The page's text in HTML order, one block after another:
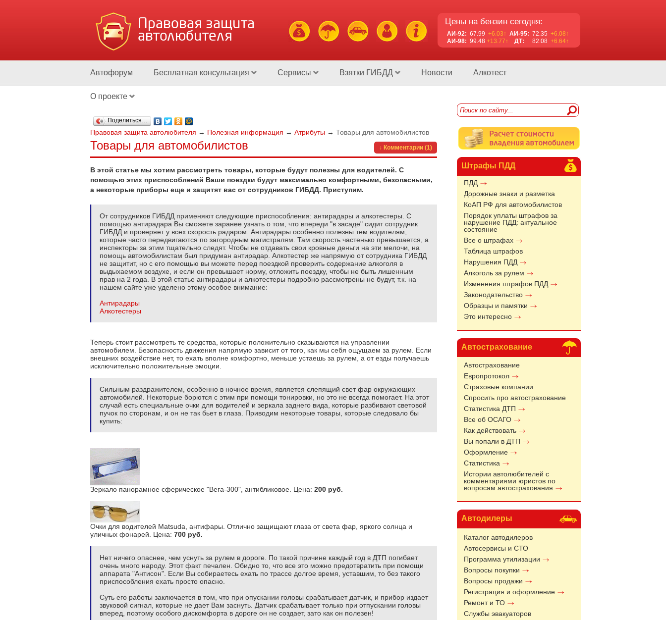
Правовая защита
автолюбителя
Цены на бензин сегодня:
АИ-92: 67.99 +6.03↑ АИ-95: 72.35 +6.08↑
АИ-98: 99.48 +13.77↑ ДТ: 82.08 +6.64↑
Автофорум Бесплатная консультация Сервисы Взятки ГИБДД Новости Алкотест
О проекте
Штрафы ПДД
ПДД
Дорожные знаки и разметка
КоАП РФ для автомобилистов
Порядок уплаты штрафов за
нарушение ПДД: актуальное
состояние
Все о штрафах
Таблица штрафов
Нарушения ПДД
Алкоголь за рулем
Изменения штрафов ПДД
Законодательство
Образцы и памятки
Это интересно
Автострахование
Автострахование
Европротокол
Страховые компании
Спросить про автострахование
Статистика ДТП
Все об ОСАГО
Как действовать
Вы попали в ДТП
Оформление
Статистика
Истории автолюбителей с
комментариями юристов по
вопросам автострахования
Автодилеры
Каталог автодилеров
Автосервисы и СТО
Программа утилизации
Вопросы покупки
Вопросы продажи
Регистрация и оформление
Ремонт и ТО
Службы эвакуаторов
Поделиться…
Правовая защита автолюбителя → Полезная информация → Атрибуты → Товары для автомобилистов
↓ Комментарии (1)
Товары для автомобилистов
В этой статье мы хотим рассмотреть товары, которые будут полезны для водителей. С
помощью этих приспособлений Ваши поездки будут максимально комфортными, безопасными,
а некоторые приборы еще и защитят вас от сотрудников ГИБДД. Приступим.
От сотрудников ГИБДД применяют следующие приспособления: антирадары и алкотестеры. С
помощью антирадара Вы сможете заранее узнать о том, что впереди "в засаде" сидит сотрудник
ГИБДД и проверяет у всех скорость радаром. Антирадары особенно полезны тем водителям,
которые часто передвигаются по загородным магистралям. Там скорость частенько превышается, а
инспекторы за этим тщательно следят. Чтобы не отдавать свои кровные деньги на эти мелочи, на
помощь автомобилистам был придуман антирадар. Алкотестер же напрямую от сотрудника ГИБДД
не защитит, но с его помощью вы можете перед поездкой проверить содержание алкоголя в
выдыхаемом воздухе, и если он превышает норму, отложить поездку, чтобы не быть лишенным
прав на 2 года. В этой статье антирадары и алкотестеры подробно рассмотрены не будут, т.к. на
нашем сайте уже уделено этому особое внимание:
Антирадары
Алкотестеры
Теперь стоит рассмотреть те средства, которые положительно сказываются на управлении
автомобилем. Безопасность движения напрямую зависит от того, как мы себя ощущаем за рулем. Если
внешних воздействие нет, то ехать вполне комфортно, меньше устаешь за рулем, а от езды получаешь
исключительно положительные эмоции.
Сильным раздражителем, особенно в ночное время, является слепящий свет фар окружающих
автомобилей. Некоторые борются с этим при помощи тонировки, но это не всегда помогает. На этот
случай есть специальные очки для водителей и зеркала заднего вида, которые разбивают световой
пучок по сторонам, и он не так бьет в глаза. Приводим некоторые товары, которые следовало бы
купить:
Зеркало панорамное сферическое "Вега-300", антибликовое. Цена: 200 руб.
Очки для водителей Matsuda, антифары. Отлично защищают глаза от света фар, яркого солнца и
уличных фонарей. Цена: 700 руб.
Нет ничего опаснее, чем уснуть за рулем в дороге. По такой причине каждый год в ДТП погибает
очень много народу. Этот факт печален. Обидно то, что все это можно предотвратить при помощи
аппарата "Антисон". Если Вы собираетесь ехать по трассе долгое время, уставшим, то без такого
приспособления ехать просто опасно.
Суть его работы заключается в том, что при опускании головы срабатывает датчик, и прибор издает
звуковой сигнал, которые не дает Вам заснуть. Датчик срабатывает только при отпускании головы
вперед, поэтому особого дискомфорта в дороге он не создает, зато как он полезен!